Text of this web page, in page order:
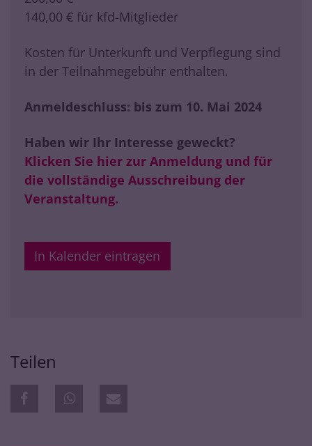
140,00 € für kfd-Mitglieder
Kosten für Unterkunft und Verpflegung sind
in der Teilnahmegebühr enthalten.
Anmeldeschluss: bis zum 10. Mai 2024
Haben wir Ihr Interesse geweckt?
Klicken Sie hier zur Anmeldung und für
die vollständige Ausschreibung der
Veranstaltung.
In Kalender eintragen
Teilen